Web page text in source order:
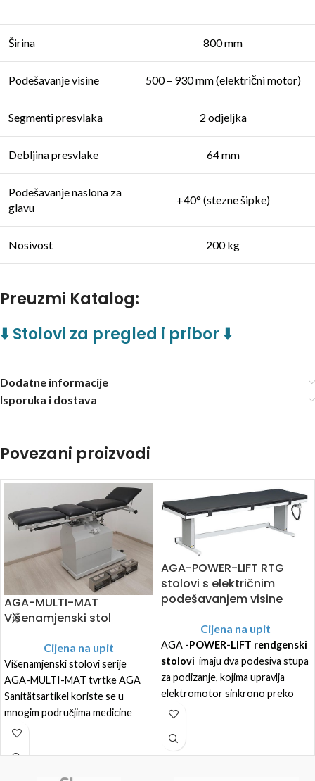
Širina 800 mm
Podešavanje visine 500 – 930 mm (električni motor)
Segmenti presvlaka 2 odjeljka
Debljina presvlake 64 mm
Podešavanje naslona za
glavu
+40° (stezne šipke)
Nosivost 200 kg
Preuzmi Katalog:
⬇️ Stolovi za pregled i pribor ⬇️
Dodatne informacije
Isporuka i dostava
Povezani proizvodi
AGA-MULTI-MAT
Višenamjenski stol
Cijena na upit
Višenamjenski stolovi serije
AGA-MULTI-MAT tvrtke AGA
Sanitätsartikel koriste se u
mnogim područjima medicine
zahvaljujući opsežnim
strukturi ploče stola u pet
AGA-POWER-LIFT RTG
stolovi s električnim
podešavanjem visine
Cijena na upit
AGA -POWER-LIFT rendgenski
stolovi imaju dva podesiva stupa
za podizanje, kojima upravlja
elektromotor sinkrono preko
ručnog prekidača opremljenog s